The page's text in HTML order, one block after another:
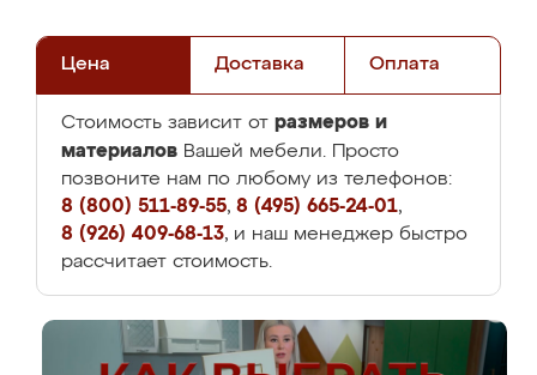
Цена Доставка Оплата
Стоимость зависит от размеров и
материалов Вашей мебели. Просто
позвоните нам по любому из телефонов:
8 (800) 511-89-55, 8 (495) 665-24-01,
8 (926) 409-68-13, и наш менеджер быстро
рассчитает стоимость.